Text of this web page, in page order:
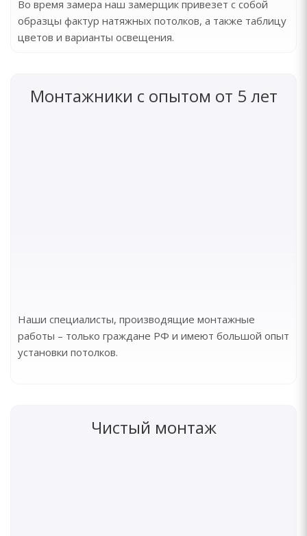
Во время замера наш замерщик привезет с собой
образцы фактур натяжных потолков, а также таблицу
цветов и варианты освещения.
Монтажники с опытом от 5 лет
Наши специалисты, производящие монтажные
работы – только граждане РФ и имеют большой опыт
установки потолков.
Чистый монтаж